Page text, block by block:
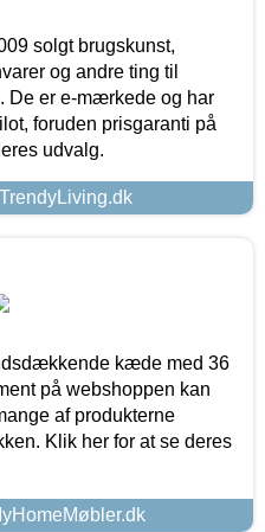
solgt brugskunst,
og andre ting til
De er e-mærkede og har
foruden prisgaranti på
udvalg.
kæde med 36
på webshoppen kan
af produkterne
Klik her for at se deres